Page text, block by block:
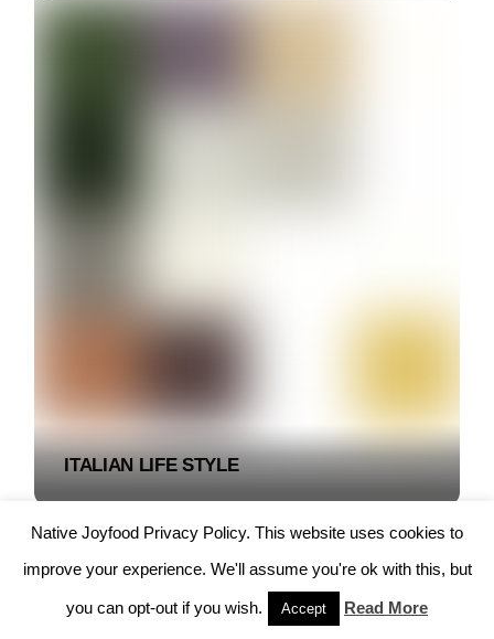
ITALIAN LIFE STYLE
Native Joyfood Privacy Policy. This website uses cookies to
improve your experience. We'll assume you're ok with this, but
you can opt-out if you wish. Accept Read More